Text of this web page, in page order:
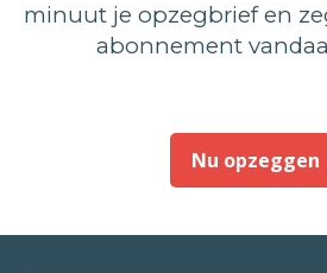
minuut je opzegbrief en
abonnement
Nu opzeggen